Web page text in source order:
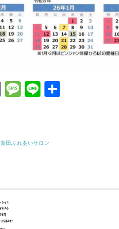
E
M
a
Li
新田ふれあいサロン